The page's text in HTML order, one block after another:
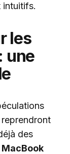
intuitifs.
les
une
des
MacBook